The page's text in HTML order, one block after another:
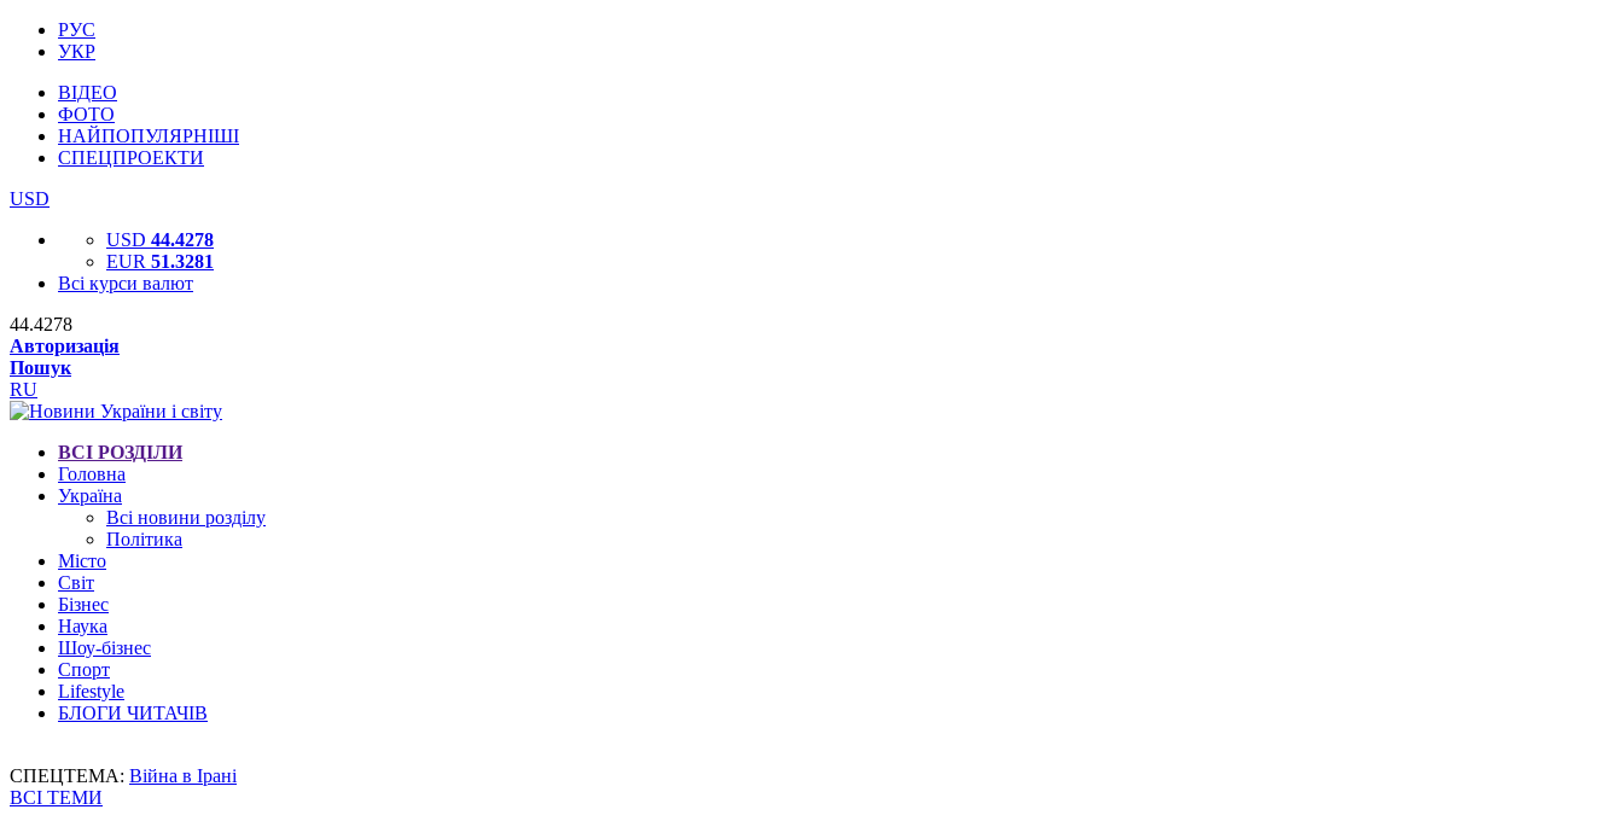
РУС
УКР
ВІДЕО
ФОТО
НАЙПОПУЛЯРНІШІ
СПЕЦПРОЕКТИ
USD
USD 44.4278
EUR 51.3281
Всі курси валют
44.4278
Авторизація
Пошук
RU
ВСІ РОЗДІЛИ
Головна
Україна
Всі новини розділу
Політика
Місто
Світ
Бізнес
Наука
Шоу-бізнес
Спорт
Lifestyle
БЛОГИ ЧИТАЧІВ
СПЕЦТЕМА: Війна в Ірані
ВСІ ТЕМИ